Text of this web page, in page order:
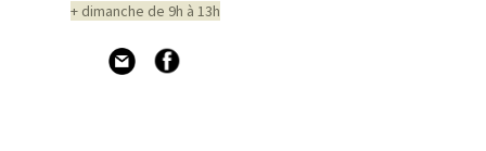
+ dimanche de 9h à 13h